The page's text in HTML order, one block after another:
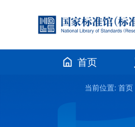
首页
当前位置: 首页